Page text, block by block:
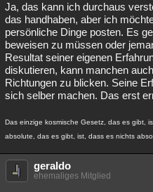
Ja, das kann ich durchaus
das handhaben, aber ich
persönliche Dinge posten. Es
beweisen zu müssen oder
Resultat seiner eigenen
diskutieren, kann manchen
Richtungen zu blicken. Seine
sich selber machen. Das erst
Das einzige kosmische Gesetz, das es gibt,
absolute, das es gibt, ist, dass es nichts
geraldo
ehemaliges Mitglied